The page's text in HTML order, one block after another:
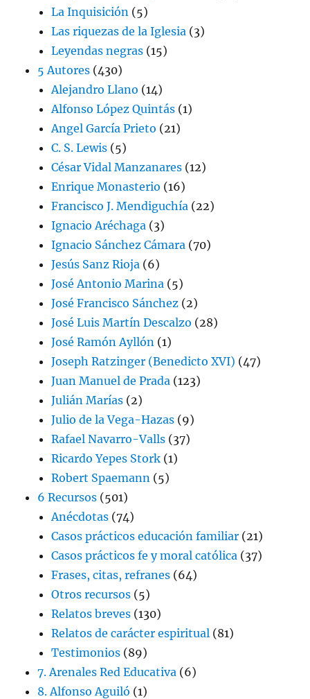
La Inquisición (5)
Las riquezas de la Iglesia (3)
Leyendas negras (15)
5 Autores (430)
Alejandro Llano (14)
Alfonso López Quintás (1)
Angel García Prieto (21)
C. S. Lewis (5)
César Vidal Manzanares (12)
Enrique Monasterio (16)
Francisco J. Mendiguchía (22)
Ignacio Aréchaga (3)
Ignacio Sánchez Cámara (70)
Jesús Sanz Rioja (6)
José Antonio Marina (5)
José Francisco Sánchez (2)
José Luis Martín Descalzo (28)
José Ramón Ayllón (1)
Joseph Ratzinger (Benedicto XVI) (47)
Juan Manuel de Prada (123)
Julián Marías (2)
Julio de la Vega-Hazas (9)
Rafael Navarro-Valls (37)
Ricardo Yepes Stork (1)
Robert Spaemann (5)
6 Recursos (501)
Anécdotas (74)
Casos prácticos educación familiar (21)
Casos prácticos fe y moral católica (37)
Frases, citas, refranes (64)
Otros recursos (5)
Relatos breves (130)
Relatos de carácter espiritual (81)
Testimonios (89)
7. Arenales Red Educativa (6)
8. Alfonso Aguiló (1)